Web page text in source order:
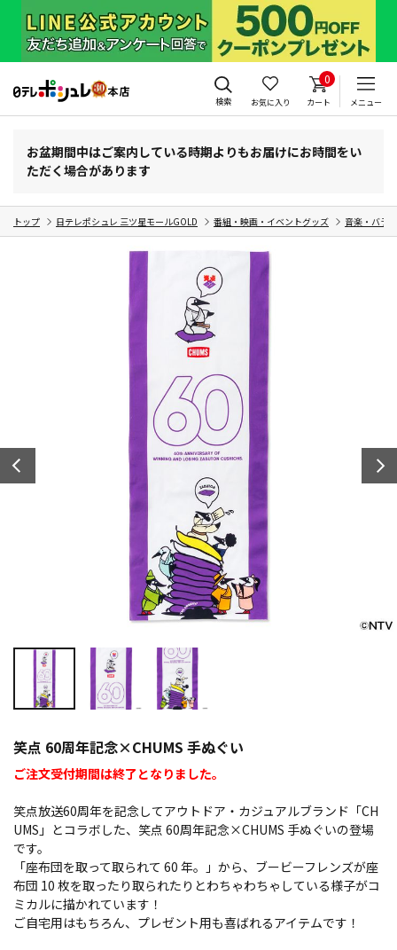
検索 お気に入り
0
カート メニュー
お盆期間中はご案内している時期よりもお届けにお時間をい
ただく場合があります
トップ 日テレポシュレ 三ツ星モールGOLD 番組・映画・イベントグッズ 音楽・バラ
笑点 60周年記念×CHUMS 手ぬぐい
ご注文受付期間は終了となりました。
笑点放送60周年を記念してアウトドア・カジュアルブランド「CH
UMS」とコラボした、笑点 60周年記念×CHUMS 手ぬぐいの登場
です。
「座布団を取って取られて 60 年。」から、ブービーフレンズが座
布団 10 枚を取ったり取られたりとわちゃわちゃしている様子がコ
ミカルに描かれています！
ご自宅用はもちろん、プレゼント用も喜ばれるアイテムです！